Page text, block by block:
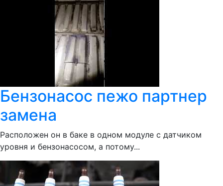
Бензонасос пежо партнер
замена
Расположен он в баке в одном модуле с датчиком
уровня и бензонасосом, а потому...